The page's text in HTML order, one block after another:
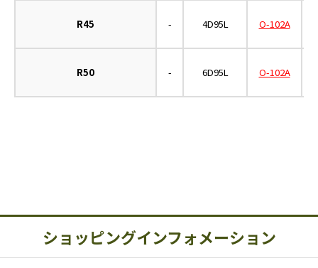
R45 - 4D95L O-102A
R50 - 6D95L O-102A
ショッピングインフォメーション